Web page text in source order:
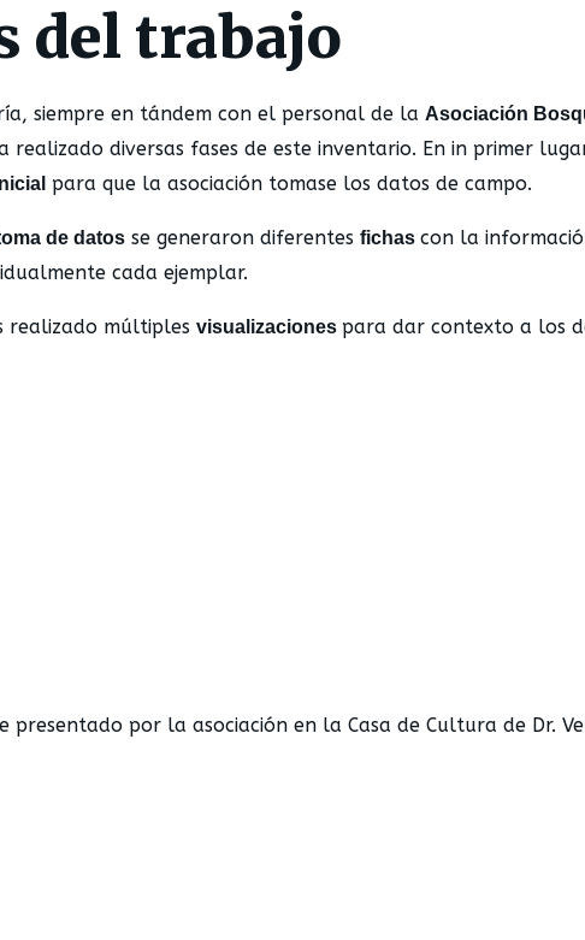
del trabajo
siempre en tándem con el personal de la Asociación
realizado diversas fases de este inventario. En in primer
para que la asociación tomase los datos de campo.
de datos se generaron diferentes fichas con la
cada ejemplar.
realizado múltiples visualizaciones para dar contexto a los
presentado por la asociación en la Casa de Cultura de Dr.